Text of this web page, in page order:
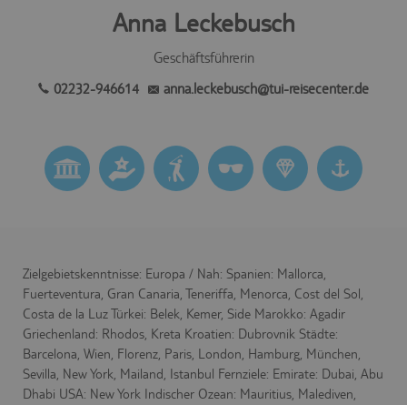
Anna Leckebusch
Geschäftsführerin
02232-946614
anna.leckebusch@tui-reisecenter.de
Zielgebietskenntnisse: Europa / Nah: Spanien: Mallorca,
Fuerteventura, Gran Canaria, Teneriffa, Menorca, Cost del Sol,
Costa de la Luz Türkei: Belek, Kemer, Side Marokko: Agadir
Griechenland: Rhodos, Kreta Kroatien: Dubrovnik Städte:
Barcelona, Wien, Florenz, Paris, London, Hamburg, München,
Sevilla, New York, Mailand, Istanbul Fernziele: Emirate: Dubai, Abu
Dhabi USA: New York Indischer Ozean: Mauritius, Malediven,
Kernfunktionalität der Website
Provider
agency .trc.easyweb.travel
Speichert die
aufgerufenen
Webseite
betreibt, es ist
für den Betrieb
zur Cookie-
Einwilligung.
econ_easywebtui .trc.easyweb.travel
Steuerung und
Zuordnung der
Sitzung
innerhalb der
technischen